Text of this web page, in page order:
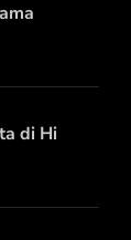
di Hi